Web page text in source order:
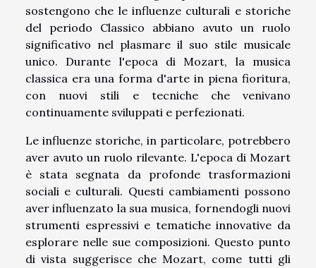
sostengono che le influenze culturali e storiche
del periodo Classico abbiano avuto un ruolo
significativo nel plasmare il suo stile musicale
unico. Durante l'epoca di Mozart, la musica
classica era una forma d'arte in piena fioritura,
con nuovi stili e tecniche che venivano
continuamente sviluppati e perfezionati.
Le influenze storiche, in particolare, potrebbero
aver avuto un ruolo rilevante. L'epoca di Mozart
è stata segnata da profonde trasformazioni
sociali e culturali. Questi cambiamenti possono
aver influenzato la sua musica, fornendogli nuovi
strumenti espressivi e tematiche innovative da
esplorare nelle sue composizioni. Questo punto
di vista suggerisce che Mozart, come tutti gli